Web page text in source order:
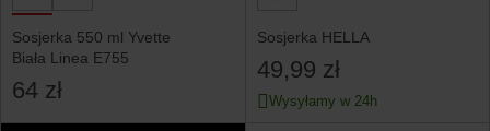
Sosjerka 550 ml Yvette
Biała Linea E755
64 zł
Sosjerka HELLA
49,99 zł
Wysyłamy w 24h